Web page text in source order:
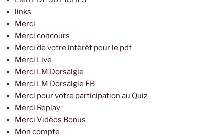
links
Merci
Merci concours
Merci de votre intérêt pour le pdf
Merci Live
Merci LM Dorsalgie
Merci LM Dorsalgie FB
Merci pour votre participation au Quiz
Merci Replay
Merci Vidéos Bonus
Mon compte